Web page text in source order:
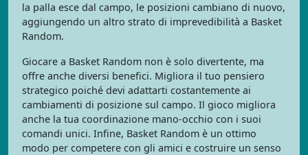
la palla esce dal campo, le posizioni cambiano di nuovo,
aggiungendo un altro strato di imprevedibilità a Basket
Random.
Giocare a Basket Random non è solo divertente, ma
offre anche diversi benefici. Migliora il tuo pensiero
strategico poiché devi adattarti costantemente ai
cambiamenti di posizione sul campo. Il gioco migliora
anche la tua coordinazione mano-occhio con i suoi
comandi unici. Infine, Basket Random è un ottimo
modo per competere con gli amici e costruire un senso